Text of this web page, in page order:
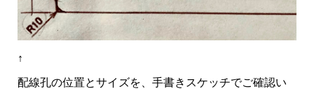
↑
配線孔の位置とサイズを、手書きスケッチでご確認い